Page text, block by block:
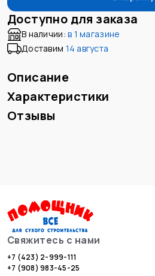
Доступно для заказа
В наличии: в 1 магазине
Доставим 14 августа
Описание
Характеристики
Отзывы
Свяжитесь с нами
+7 (423) 2-999-111
+7 (908) 983-45-25